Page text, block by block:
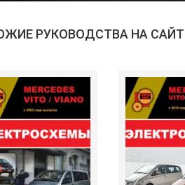
РУКОВОДСТВА НА